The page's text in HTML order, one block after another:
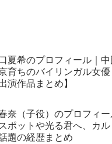
夏希のプロフィール｜
育ちのバイリンガル女
出演作品まとめ】
奈（子役）のプロフィ
ポットや光る君へ、カ
題の経歴まとめ